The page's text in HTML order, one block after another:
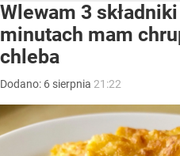
Wlewam 3
minutach mam
chleba
Dodano: 6 sierpnia 21:22